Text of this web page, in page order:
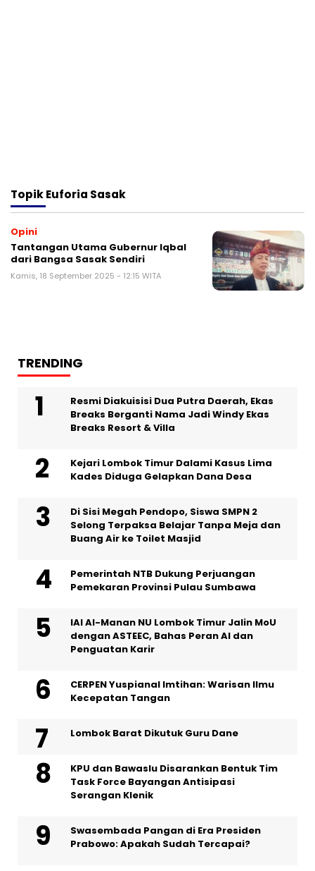
TopikEuforia Sasak
Opini
Tantangan Utama Gubernur Iqbal
dari Bangsa Sasak Sendiri
Kamis, 18 September 2025 - 12:15 WITA
TRENDING
Resmi Diakuisisi Dua Putra Daerah, Ekas
Breaks Berganti Nama Jadi Windy Ekas
Breaks Resort & Villa
Kejari Lombok Timur Dalami Kasus Lima
Kades Diduga Gelapkan Dana Desa
Di Sisi Megah Pendopo, Siswa SMPN 2
Selong Terpaksa Belajar Tanpa Meja dan
Buang Air ke Toilet Masjid
Pemerintah NTB Dukung Perjuangan
Pemekaran Provinsi Pulau Sumbawa
IAI Al-Manan NU Lombok Timur Jalin MoU
dengan ASTEEC, Bahas Peran AI dan
Penguatan Karir
CERPEN Yuspianal Imtihan: Warisan Ilmu
Kecepatan Tangan
Lombok Barat Dikutuk Guru Dane
KPU dan Bawaslu Disarankan Bentuk Tim
Task Force Bayangan Antisipasi
Serangan Klenik
Swasembada Pangan di Era Presiden
Prabowo: Apakah Sudah Tercapai?